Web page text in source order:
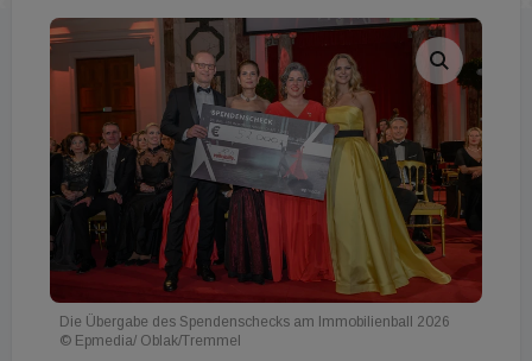
Die Übergabe des Spendenschecks am Immobilienball 2026
© Epmedia/ Oblak/Tremmel